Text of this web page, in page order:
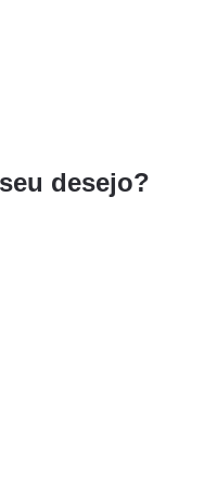
desejo?